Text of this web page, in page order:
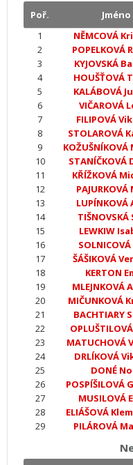
Poř. Jméno
1
NĚMCOVÁ
2
POPELKOVÁ
3
KYJOVSKÁ
4
HOUŠŤOVÁ
5
KALÁBOVÁ
6
VIČAROVÁ
7
FILIPOVÁ
8
STOLAROVÁ
9
10
STANÍČKOVÁ
11
KŘÍŽKOVÁ
12
PAJURKOVÁ
13
LUPÍNKOVÁ
14
15
LEWKIW
16
17
ŠÁŠIKOVÁ
18
KERTON
19
MLEJNKOVÁ
20
MIČUNKOVÁ
21
BACHTIARY
22
23
MATUCHOVÁ
24
DRLÍKOVÁ
25
DONÉ
26
POSPÍŠILOVÁ
27
MUSILOVÁ
28
ELIÁŠOVÁ
29
PILÁROVÁ